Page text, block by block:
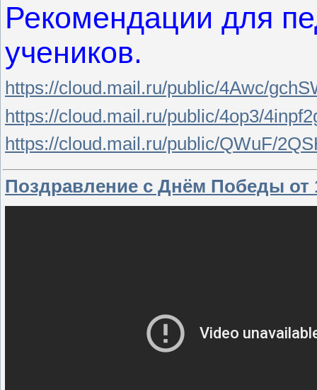
Рекомендации для
учеников.
https://cloud.mail.ru/public/4Awc/
https://cloud.mail.ru/public/4op3/
https://cloud.mail.ru/public/QWuF/
Поздравление с Днём Победы от